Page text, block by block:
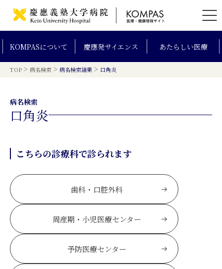
KOMPASについて 慶應発サイエンス あたらしい医療
TOP > 病名検索 > 病名検索結果 > 口角炎
病名検索
口角炎
こちらの診療科で診られます
歯科・口腔外科
周産期・小児医療センター
予防医療センター